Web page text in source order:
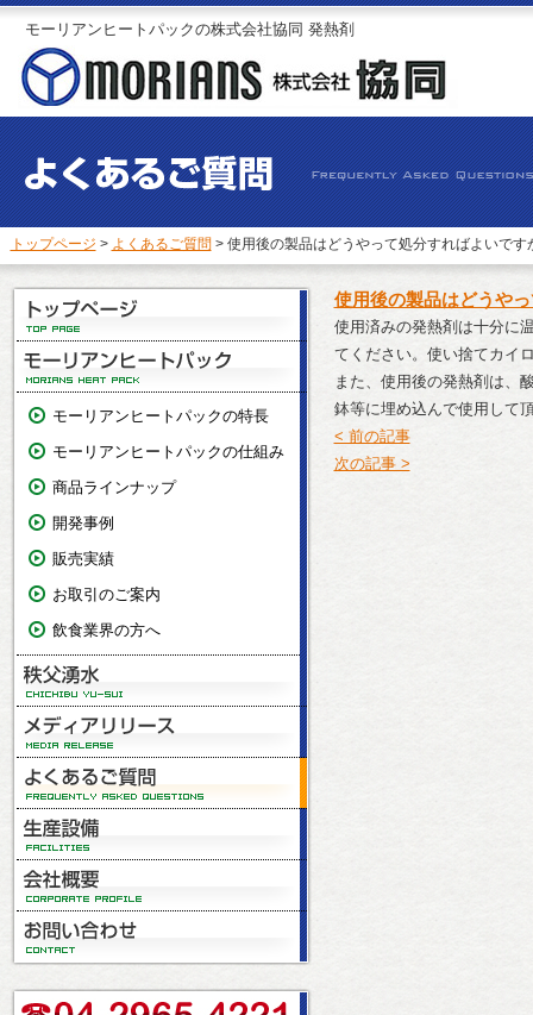
モーリアンヒートパックの株式会社協同 発熱剤
トップページ > よくあるご質問 > 使用後の製品はどうやって処分すればよいです
モーリアンヒートパックの特長
モーリアンヒートパックの仕組み
商品ラインナップ
開発事例
販売実績
お取引のご案内
飲食業界の方へ
使用後の製品はどうや
使用済みの発熱剤は十分に
てください。使い捨てカイ
また、使用後の発熱剤は、
鉢等に埋め込んで使用して
< 前の記事
次の記事 >